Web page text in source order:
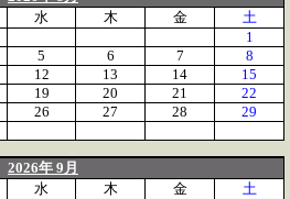
水 木 金
土
1
5 6 7
8
12 13 14
15
19 20 21
22
26 27 28
29
2026年 9月
水 木 金
土